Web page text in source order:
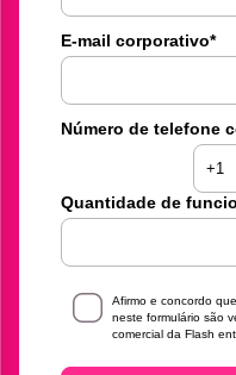
E-mail corporativo*
Número de telefone
Quantidade de
Afirmo e concordo
neste formulário são
comercial da Flash